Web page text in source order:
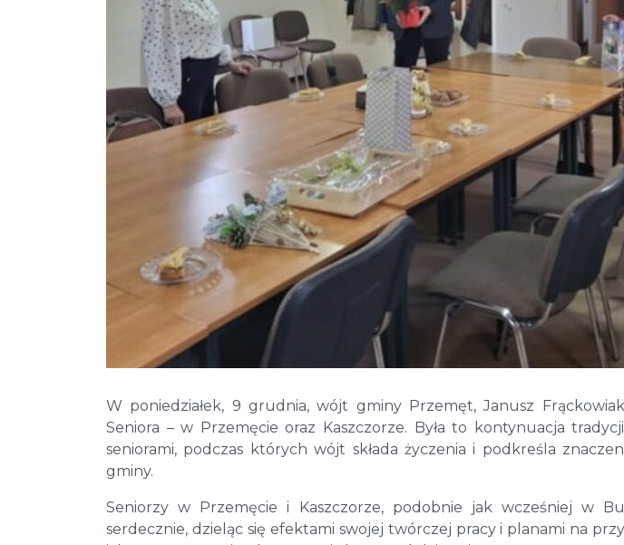
W poniedziałek, 9 grudnia, wójt gminy Przemęt, Janusz
Seniora – w Przemęcie oraz Kaszczorze. Była to kontynuacja
seniorami, podczas których wójt składa życzenia i podkreśla
gminy.
Seniorzy w Przemęcie i Kaszczorze, podobnie jak wcześniej w
serdecznie, dzieląc się efektami swojej twórczej pracy i planami na